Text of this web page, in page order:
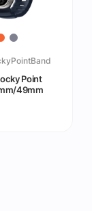
Point
49mm